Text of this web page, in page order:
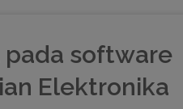
pada software
Elektronika